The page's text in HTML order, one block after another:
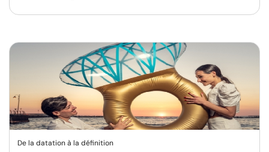
De la datation à la définition